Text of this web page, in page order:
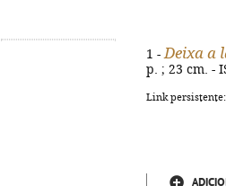
1 - Deixa a
p. ; 23 cm. -
Link